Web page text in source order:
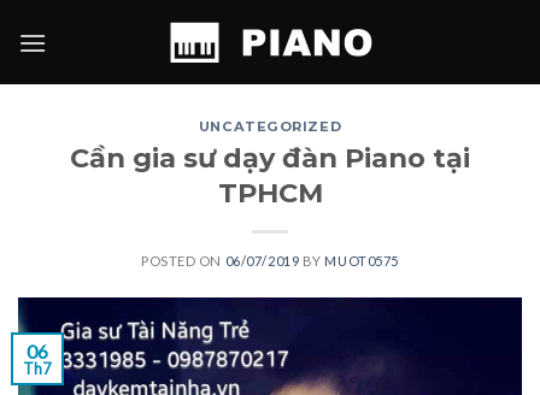
UNCATEGORIZED
Cần gia sư dạy đàn Piano tại
TPHCM
POSTED ON 06/07/2019 BY MUOT0575
06
Th7